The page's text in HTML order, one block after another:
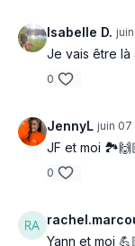
Ta bonne
Isabelle D. juin
Je vais être là
0
JennyL juin 07
JF et moi
0
Yann et moi